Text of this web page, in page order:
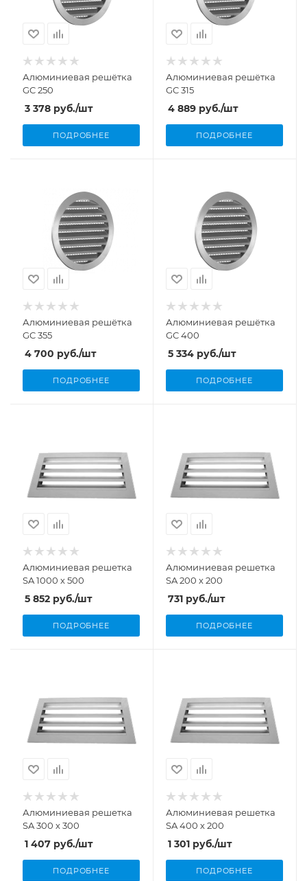
Алюминиевая решётка
GC 250
3 378 руб./шт
ПОДРОБНЕЕ
Алюминиевая решётка
GC 315
4 889 руб./шт
ПОДРОБНЕЕ
Алюминиевая решётка
GC 355
4 700 руб./шт
ПОДРОБНЕЕ
Алюминиевая решётка
GC 400
5 334 руб./шт
ПОДРОБНЕЕ
Алюминиевая решетка
SA 1000 х 500
5 852 руб./шт
ПОДРОБНЕЕ
Алюминиевая решетка
SA 200 х 200
731 руб./шт
ПОДРОБНЕЕ
Алюминиевая решетка
SA 300 х 300
1 407 руб./шт
ПОДРОБНЕЕ
Алюминиевая решетка
SA 400 х 200
1 301 руб./шт
ПОДРОБНЕЕ